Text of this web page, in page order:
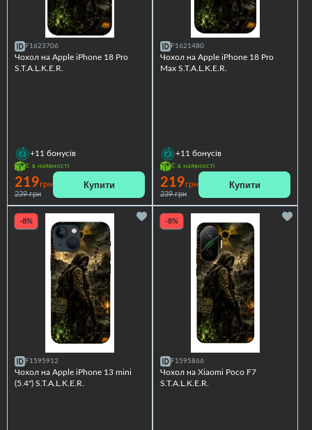
F1623706
Чохол на Apple iPhone 18 Pro
S.T.A.L.K.E.R.
+11 бонусів
Є в наявності
219грн
239 грн
Купити
F1621480
Чохол на Apple iPhone 18 Pro
Max S.T.A.L.K.E.R.
+11 бонусів
Є в наявності
219грн
239 грн
Купити
-8%
F1595912
Чохол на Apple iPhone 13 mini
(5.4") S.T.A.L.K.E.R.
-8%
F1595866
Чохол на Xiaomi Poco F7
S.T.A.L.K.E.R.